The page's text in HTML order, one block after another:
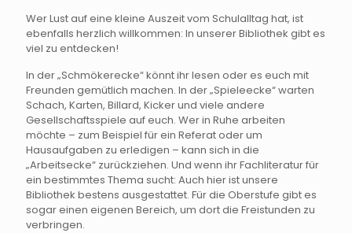
Wer Lust auf eine kleine Auszeit vom Schulalltag hat, ist
ebenfalls herzlich willkommen: In unserer Bibliothek gibt es
viel zu entdecken!
In der „Schmökerecke“ könnt ihr lesen oder es euch mit
Freunden gemütlich machen. In der „Spieleecke“ warten
Schach, Karten, Billard, Kicker und viele andere
Gesellschaftsspiele auf euch. Wer in Ruhe arbeiten
möchte – zum Beispiel für ein Referat oder um
Hausaufgaben zu erledigen – kann sich in die
„Arbeitsecke“ zurückziehen. Und wenn ihr Fachliteratur für
ein bestimmtes Thema sucht: Auch hier ist unsere
Bibliothek bestens ausgestattet. Für die Oberstufe gibt es
sogar einen eigenen Bereich, um dort die Freistunden zu
verbringen.